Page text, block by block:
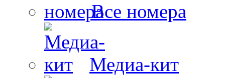
Все номера
Медиа-кит